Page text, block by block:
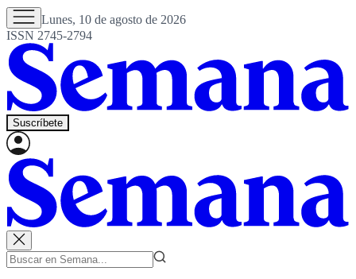
Lunes, 10 de agosto de 2026
ISSN 2745-2794
Suscríbete